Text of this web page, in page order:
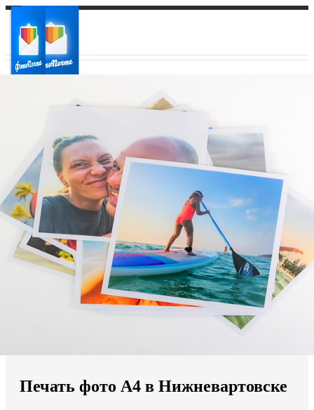
Ваш регион доставки
Выберите из списка:
Мы доставляем по всему миру
Продолжить без города
Печать фото А4 в Нижневартовске